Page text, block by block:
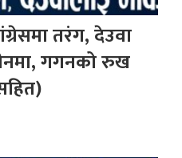
तरंग, देउवा
गगनको रुख